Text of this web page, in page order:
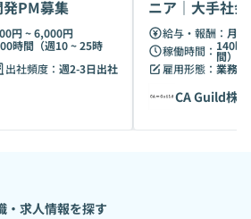
PM募集
円 ~ 6,000円
時間（週10 ~ 25時
出社頻度： 週2-3日出社
ニア｜大手社
給与・報酬： 月
稼働時間： 140時
間）
雇用形態： 業務委
CA Guild株
・求人情報を探す